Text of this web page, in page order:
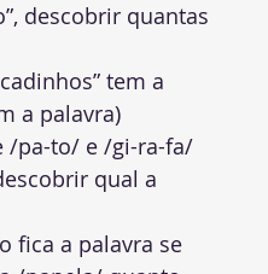
descobrir quantas
tem a
a palavra)
/pa-to/ e /gi-ra-fa/
qual a
fica a palavra se